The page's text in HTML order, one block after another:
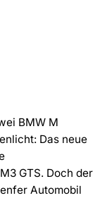
BMW M
Das neue
GTS. Doch der
Automobil